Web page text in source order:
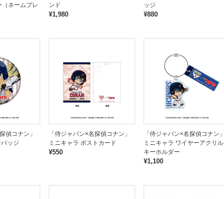
（ネームプレ
ンド
¥1,980
ッジ
¥880
偵コナン」
ッジ
「侍ジャパン×名探偵コナン」
ミニキャラ ポストカード
¥550
「侍ジャパン×名探偵コナン」
ミニキャラ ワイヤーアクリル
キーホルダー
¥1,100